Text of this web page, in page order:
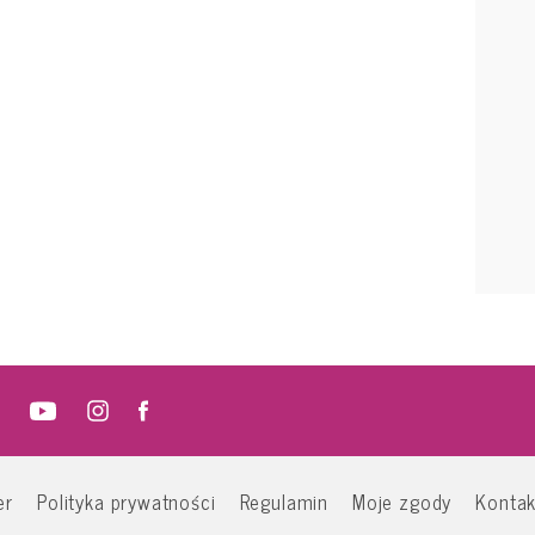
Polityka prywatności Regulamin Moje zgody